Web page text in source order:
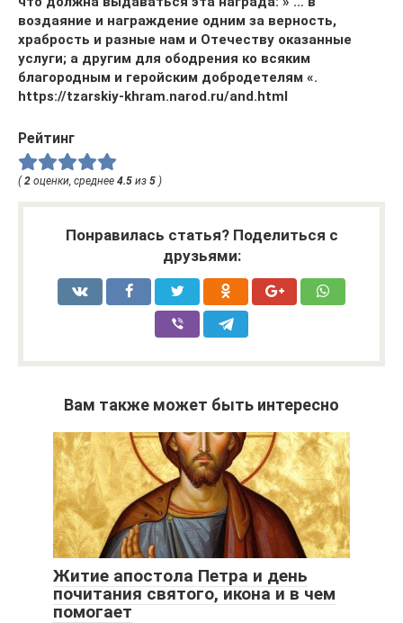
воздаяние и награждение одним за верность,
храбрость и разные нам и Отечеству оказанные
услуги; а другим для ободрения ко всяким
благородным и геройским добродетелям «.
https://tzarskiy-khram.narod.ru/and.html
Рейтинг
(2 оценки, среднее 4.5 из 5 )
Понравилась статья? Поделиться с
друзьями:
Вам также может быть интересно
Житие апостола Петра и день
почитания святого, икона и в чем
помогает